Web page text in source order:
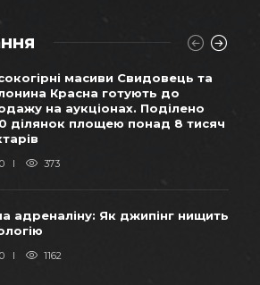
масиви Свидовець та
Красна готують до
на аукціонах. Поділено
ділянок площею понад 8 тисяч
0 373
адреналіну: Як джипінг нищить
0 1162